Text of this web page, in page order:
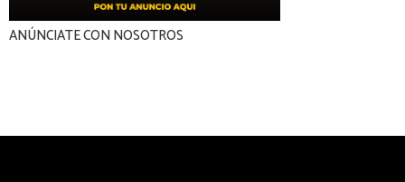
ANÚNCIATE CON NOSOTROS